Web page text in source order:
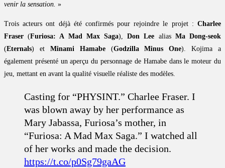
venir la sensation. »
Trois acteurs ont déjà été confirmés pour rejoindre le projet : Charlee
Fraser (Furiosa: A Mad Max Saga),Don Lee alias Ma Dong-seok
(Eternals) et Minami Hamabe(Godzilla Minus One). Kojima a
également présenté un aperçu du personnage de Hamabe dans le moteur du
jeu, mettant en avant la qualité visuelle réaliste des modèles.
Casting for “PHYSINT.” Charlee Fraser. I
was blown away by her performance as
Mary Jabassa, Furiosa’s mother, in
“Furiosa: A Mad Max Saga.” I watched all
of her works and made the decision.
https://t.co/p0Sg79gaAG